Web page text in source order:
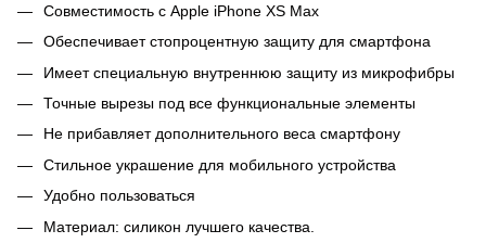
Совместимость с Apple iPhone XS Max
Обеспечивает стопроцентную защиту для смартфона
Имеет специальную внутреннюю защиту из микрофибры
Точные вырезы под все функциональные элементы
Не прибавляет дополнительного веса смартфону
Стильное украшение для мобильного устройства
Удобно пользоваться
Материал: силикон лучшего качества.